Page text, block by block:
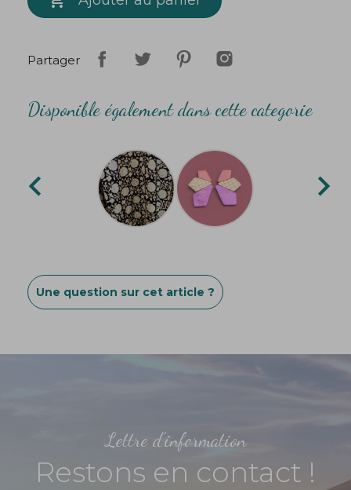
Ce produit ne contient pas de cuir.
Partager
Disponible également dans cette categorie
 
Une question sur cet article ?
Lettre d'information
Restons en contact !